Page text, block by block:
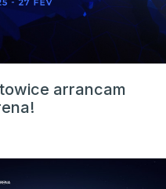
arrancam